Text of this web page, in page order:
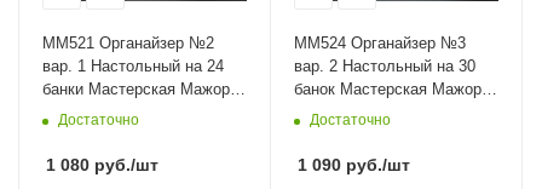
MM521 Органайзер №2
вар. 1 Настольный на 24
банки Мастерская Мажор
Моделс
Достаточно
1 080 руб./шт
MM524 Органайзер №3
вар. 2 Настольный на 30
банок Мастерская Мажор
Моделс
Достаточно
1 090 руб./шт